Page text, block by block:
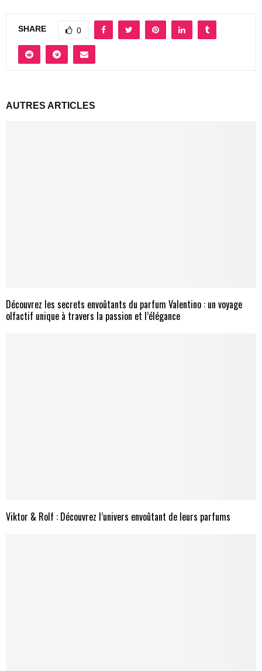
SHARE 0
AUTRES ARTICLES
Découvrez les secrets envoûtants du parfum Valentino : un voyage
olfactif unique à travers la passion et l’élégance
Viktor & Rolf : Découvrez l’univers envoûtant de leurs parfums